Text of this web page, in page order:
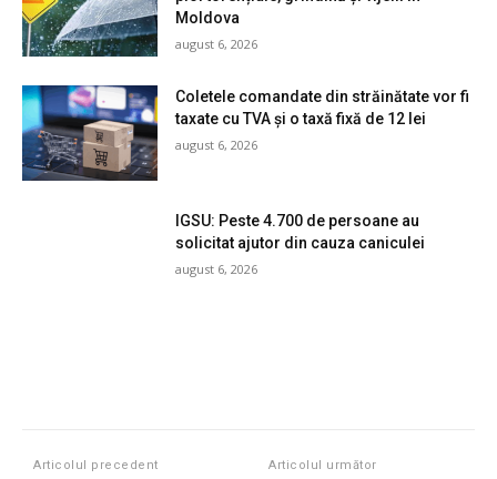
Moldova
august 6, 2026
Coletele comandate din străinătate vor fi
taxate cu TVA și o taxă fixă de 12 lei
august 6, 2026
IGSU: Peste 4.700 de persoane au
solicitat ajutor din cauza caniculei
august 6, 2026
Articolul precedent Articolul următor